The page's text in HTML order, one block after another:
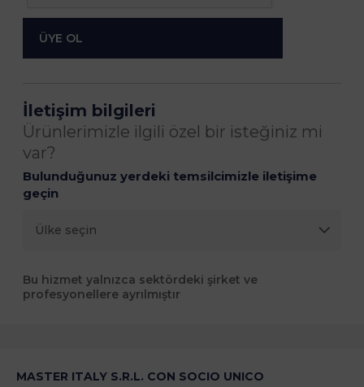
İletişim bilgileri
Ürünlerimizle ilgili özel bir isteğiniz mi
var?
Bulunduğunuz yerdeki temsilcimizle iletişime
geçin
Bu hizmet yalnızca sektördeki şirket ve
profesyonellere ayrılmıştır
MASTER ITALY S.R.L. CON SOCIO UNICO